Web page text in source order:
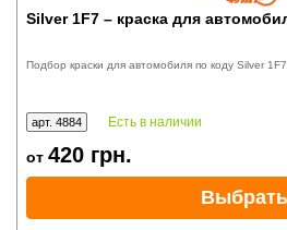
Silver 1F7 – краска для
Подбор краски для автомобиля по коду Silver 1F7
арт. 4884 Есть в наличии
от 420 грн.
Выбрать